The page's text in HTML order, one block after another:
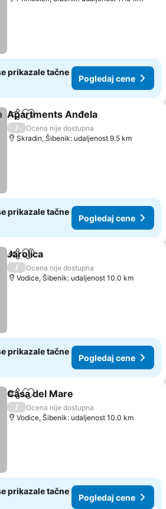
prikazale tačne
Pogledaj cene
Deli Dodati u favorite
Apartments Anđela
/
Ocena nije dostupna
Skradin, Šibenik: udaljenost 9.5 km
prikazale tačne
Pogledaj cene
Deli Dodati u favorite
Jarolica
/
Ocena nije dostupna
Vodice, Šibenik: udaljenost 10.0 km
prikazale tačne
Pogledaj cene
Deli Dodati u favorite
Casa del Mare
/
Ocena nije dostupna
Vodice, Šibenik: udaljenost 10.0 km
prikazale tačne
Pogledaj cene